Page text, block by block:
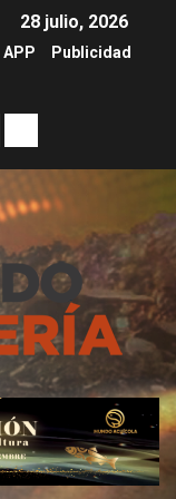
28 julio, 2026
APP
Publicidad